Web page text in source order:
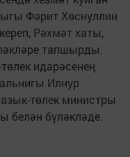
Фәрит Хөснуллин
Рәхмәт хаты,
тапшырды.
идарәсенең
Илнур
төлек министры
белән бүләкләде.